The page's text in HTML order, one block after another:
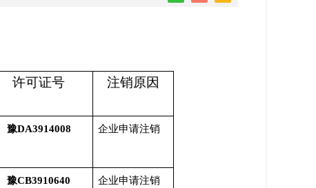
许可证号 注销原因
豫DA3914008 企业申请注销
豫CB3910640 企业申请注销